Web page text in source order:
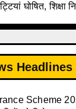
avkash suchi |
घोषित, शिक्षा
Headlines
Scheme